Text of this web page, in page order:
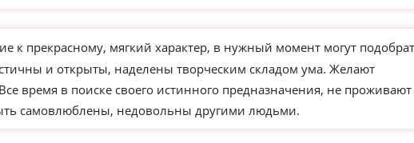
к прекрасному, мягкий характер, в нужный момент могут
и открыты, наделены творческим складом ума. Желают
время в поиске своего истинного предназначения, не проживают
самовлюблены, недовольны другими людьми.